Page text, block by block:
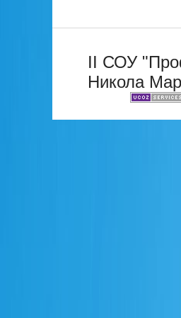
II СОУ
Никола